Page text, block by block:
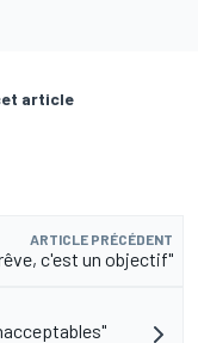
article
ARTICLE PRÉCÉDENT
c'est un objectif"